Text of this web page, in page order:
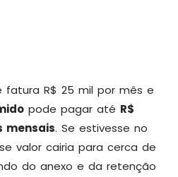
fatura R$ 25 mil por mês e
pode pagar até R$
mensais. Se estivesse no
valor cairia para cerca de
do anexo e da retenção